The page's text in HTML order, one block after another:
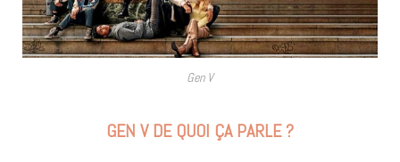
Gen V
GEN V DE QUOI ÇA PARLE ?